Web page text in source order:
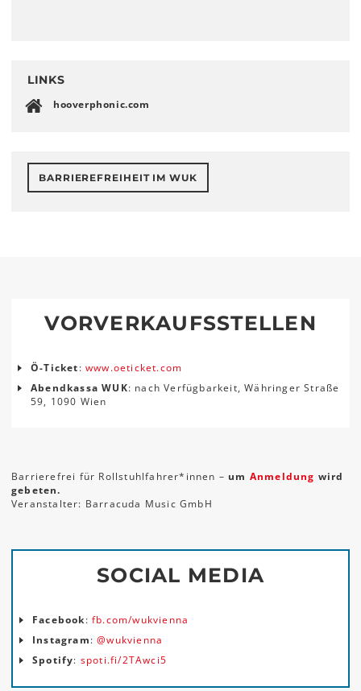
LINKS
hooverphonic.com
BARRIEREFREIHEIT IM WUK
VORVERKAUFSSTELLEN
Ö-Ticket:www.oeticket.com
Abendkassa WUK: nach Verfügbarkeit, Währinger Straße
59, 1090 Wien
Barrierefrei für Rollstuhlfahrer*innen – um Anmeldung wird
gebeten.
Veranstalter: Barracuda Music GmbH
SOCIAL MEDIA
Facebook:fb.com/wukvienna
Instagram:@wukvienna
Spotify: spoti.fi/2TAwci5